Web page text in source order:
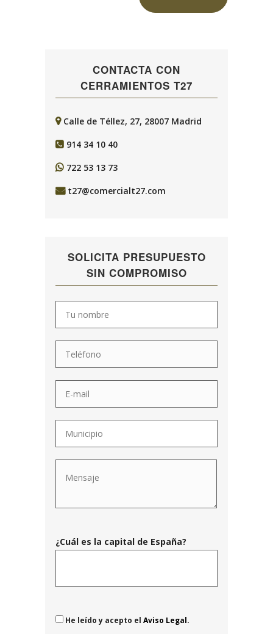
CONTACTA CON
CERRAMIENTOS T27
Calle de Téllez, 27, 28007 Madrid
914 34 10 40
722 53 13 73
t27@comercialt27.com
SOLICITA PRESUPUESTO
SIN COMPROMISO
¿Cuál es la capital de España?
He leído y acepto el Aviso Legal.